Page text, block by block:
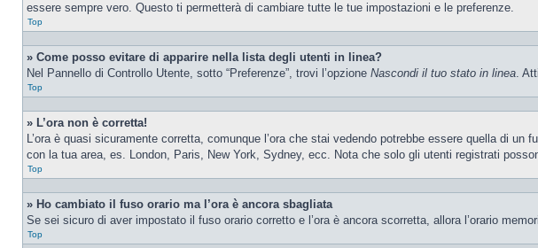
essere sempre vero. Questo ti permetterà di cambiare tutte le tue impostazioni e le preferenze.
Top
» Come posso evitare di apparire nella lista degli utenti in linea?
Nel Pannello di Controllo Utente, sotto “Preferenze”, trovi l’opzione Nascondi il tuo stato in linea.
Top
» L’ora non è corretta!
L’ora è quasi sicuramente corretta, comunque l’ora che stai vedendo potrebbe essere quella di
con la tua area, es. London, Paris, New York, Sydney, ecc. Nota che solo gli utenti registrati
Top
» Ho cambiato il fuso orario ma l’ora è ancora sbagliata
Se sei sicuro di aver impostato il fuso orario corretto e l’ora è ancora scorretta, allora l’orario
Top